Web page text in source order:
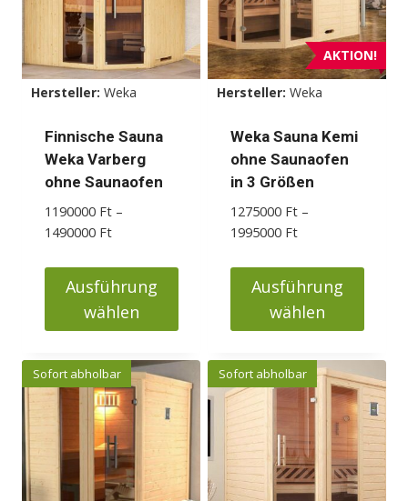
Hersteller: Weka
Finnische Sauna
Weka Varberg
ohne Saunaofen
1190000 Ft –
1490000 FtPreisspanne:
bis
1490000 Ft
Ausführung
wählen
Produkt
weist
mehrere
Varianten
auf.
Die
AKTION!
Hersteller: Weka
Weka Sauna Kemi
ohne Saunaofen
in 3 Größen
1275000 Ft –
1995000 FtPreisspanne:
bis
1995000 Ft
Ausführung
wählen
Produkt
weist
mehrere
Varianten
auf.
Die
Sofort abholbar Sofort abholbar